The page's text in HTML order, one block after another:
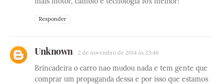
Responder
Unknown 2 de novembro de 2014 às 23:46
Brincadeira o carro nao mudou nada e tem gente que
comprar um propaganda dessa e por isso que estamos